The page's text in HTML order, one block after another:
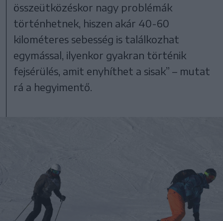
összeütközéskor nagy problémák
történhetnek, hiszen akár 40-60
kilométeres sebesség is találkozhat
egymással, ilyenkor gyakran történik
fejsérülés, amit enyhíthet a sisak” – mutat
rá a hegyimentő.